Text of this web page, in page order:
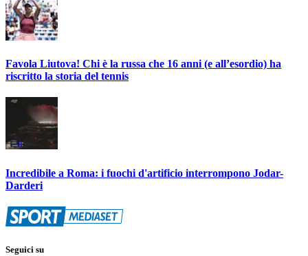
Favola Liutova! Chi è la russa che 16 anni (e all’esordio) ha
riscritto la storia del tennis
Incredibile a Roma: i fuochi d'artificio interrompono Jodar-
Darderi
Seguici su